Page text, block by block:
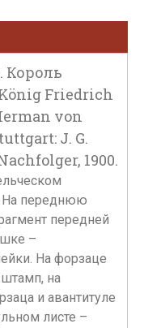
Король
Friedrich
von
J. G.
1900.
На переднюю
передней
–
На форзаце
на
и авантитуле
листе –